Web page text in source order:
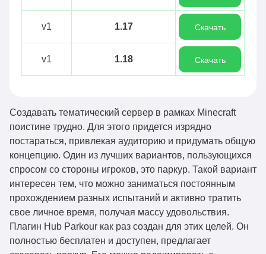
v1 1.17 Скачать
v1 1.18 Скачать
Создавать тематический сервер в рамках Minecraft
поистине трудно. Для этого придется изрядно
постараться, привлекая аудиторию и придумать общую
концепцию. Один из лучших вариантов, пользующихся
спросом со стороны игроков, это паркур. Такой вариант
интересен тем, что можно заниматься постоянным
прохождением разных испытаний и активно тратить
свое личное время, получая массу удовольствия.
Плагин Hub Parkour как раз создан для этих целей. Он
полностью бесплатен и доступен, предлагает